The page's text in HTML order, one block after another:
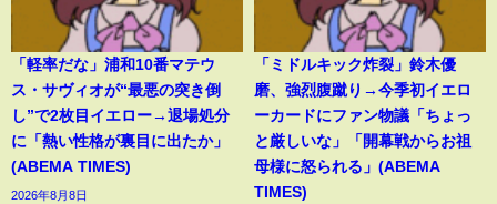
「軽率だな」浦和10番マテウ
ス・サヴィオが“最悪の突き倒
し”で2枚目イエロー→退場処分
に「熱い性格が裏目に出たか」
(ABEMA TIMES)
2026年8月8日
「ミドルキック炸裂」鈴木優
磨、強烈腹蹴り→今季初イエロ
ーカードにファン物議「ちょっ
と厳しいな」「開幕戦からお祖
母様に怒られる」(ABEMA
TIMES)